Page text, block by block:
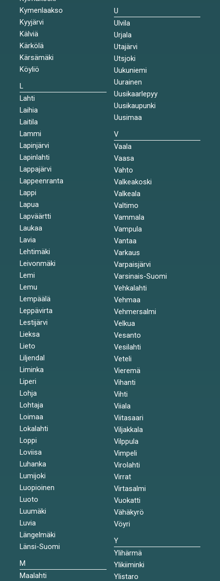
Kymenlaakso
Kyyjärvi
Kälviä
Kärkölä
Kärsämäki
Köyliö
L
Lahti
Laihia
Laitila
Lammi
Lapinjärvi
Lapinlahti
Lappajärvi
Lappeenranta
Lappi
Lapua
Lapväärtti
Laukaa
Lavia
Lehtimäki
Leivonmäki
Lemi
Lemu
Lempäälä
Leppävirta
Lestijärvi
Lieksa
Lieto
Liljendal
Liminka
Liperi
Lohja
Lohtaja
Loimaa
Lokalahti
Loppi
Loviisa
Luhanka
Lumijoki
Luopioinen
Luoto
Luumäki
Luvia
Längelmäki
Länsi-Suomi
M
Maalahti
U
Ulvila
Urjala
Utajärvi
Utsjoki
Uukuniemi
Uurainen
Uusikaarlepyy
Uusikaupunki
Uusimaa
V
Vaala
Vaasa
Vahto
Valkeakoski
Valkeala
Valtimo
Vammala
Vampula
Vantaa
Varkaus
Varpaisjärvi
Varsinais-Suomi
Vehkalahti
Vehmaa
Vehmersalmi
Velkua
Vesanto
Vesilahti
Veteli
Vieremä
Vihanti
Vihti
Viiala
Viitasaari
Viljakkala
Vilppula
Vimpeli
Virolahti
Virrat
Virtasalmi
Vuokatti
Vähäkyrö
Vöyri
Y
Ylihärmä
Ylikiiminki
Ylistaro